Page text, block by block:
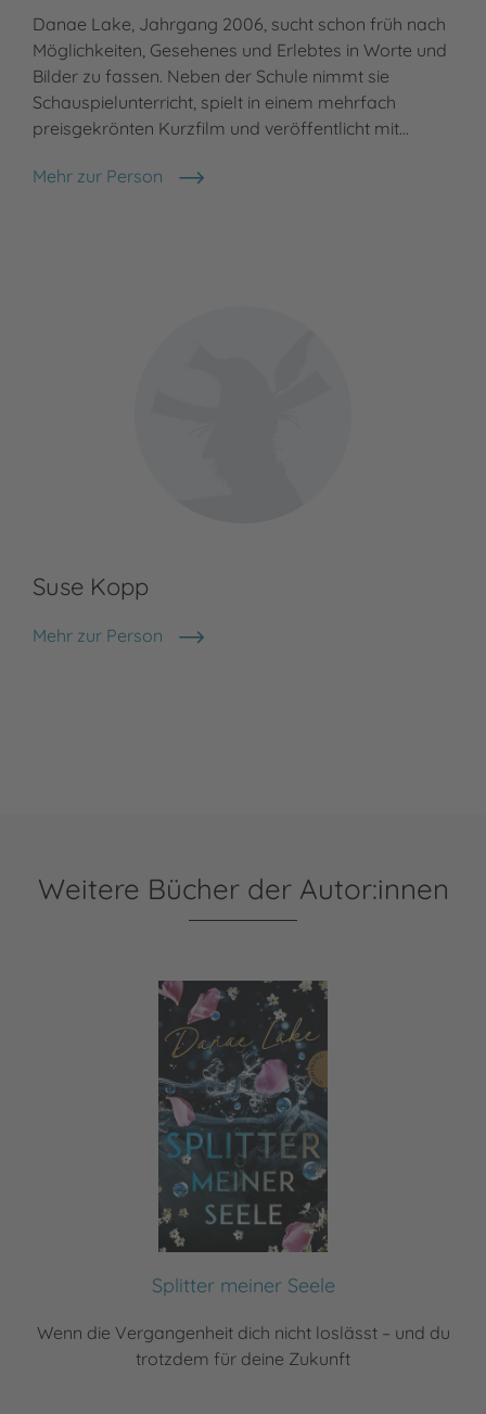
Danae Lake, Jahrgang 2006, sucht schon früh nach
Möglichkeiten, Gesehenes und Erlebtes in Worte und
Bilder zu fassen. Neben der Schule nimmt sie
Schauspielunterricht, spielt in einem mehrfach
preisgekrönten Kurzfilm und veröffentlicht mit…
Mehr zur Person
Danae Lake
Suse Kopp
Mehr zur Person
Suse Kopp
Weitere Bücher der Autor:innen
Splitter meiner Seele
Wenn die Vergangenheit dich nicht loslässt – und du
trotzdem für deine Zukunft